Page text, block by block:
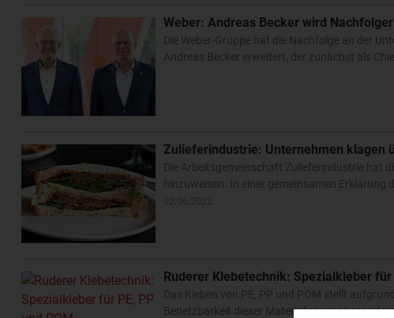
Weber: Andreas Becker wird
Die Weber-Gruppe hat die Nachfolge an der
Andreas Becker erweitert, der zunächst als
Zulieferindustrie: Unternehmen klagen
Die Arbeitsgemeinschaft Zulieferindustrie hat
hinzuweisen. In einer gemeinsamen Erklärung
Ruderer Klebetechnik: Spezialkleber für
Das Kleben von PE, PP und POM stellt
Benetzbarkeit dieser Materialien eine